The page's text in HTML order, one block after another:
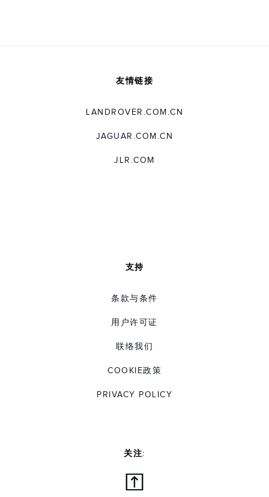
友情链接
LANDROVER.COM.CN
JAGUAR.COM.CN
JLR.COM
支持
条款与条件
用户许可证
联络我们
COOKIE政策
PRIVACY POLICY
关注: